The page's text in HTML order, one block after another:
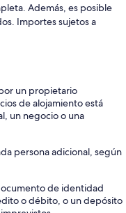
Además, es posible
Importes sujetos a
un propietario
de alojamiento está
un negocio o una
persona adicional, según
de identidad
o débito, o un depósito